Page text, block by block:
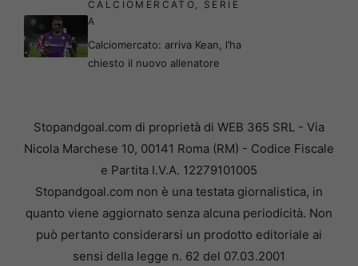
CALCIOMERCATO, SERIE
A
Calciomercato: arriva Kean, l’ha
chiesto il nuovo allenatore
Stopandgoal.com di proprietà di WEB 365 SRL - Via
Nicola Marchese 10, 00141 Roma (RM) - Codice Fiscale
e Partita I.V.A. 12279101005
Stopandgoal.com non è una testata giornalistica, in
quanto viene aggiornato senza alcuna periodicità. Non
può pertanto considerarsi un prodotto editoriale ai
sensi della legge n. 62 del 07.03.2001